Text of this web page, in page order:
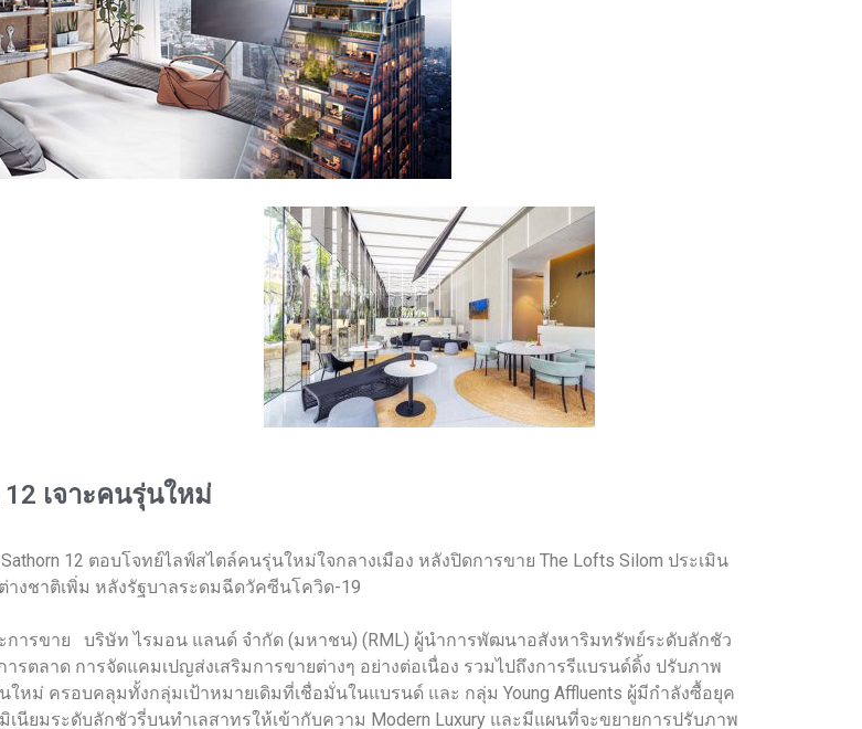
เจาะคนรุ่นใหม่
12 ตอบโจทย์ไลฟ์สไตล์คนรุ่นใหม่ใจกลางเมือง หลังปิดการขาย The Lofts Silom ประเมิน
างชาติเพิ่ม หลังรัฐบาลระดมฉีดวัคซีนโควิด-19
ารขาย บริษัท ไรมอน แลนด์ จำกัด (มหาชน) (RML) ผู้นำการพัฒนาอสังหาริมทรัพย์ระดับลักชัว
รตลาด การจัดแคมเปญส่งเสริมการขายต่างๆ อย่างต่อเนื่อง รวมไปถึงการรีแบรนด์ดิ้ง ปรับภาพ
หม่ ครอบคลุมทั้งกลุ่มเป้าหมายเดิมที่เชื่อมั่นในแบรนด์ และ กลุ่ม Young Affluents ผู้มีกำลังซื้อยุค
นียมระดับลักชัวรี่บนทำเลสาทรให้เข้ากับความ Modern Luxury และมีแผนที่จะขยายการปรับภาพ